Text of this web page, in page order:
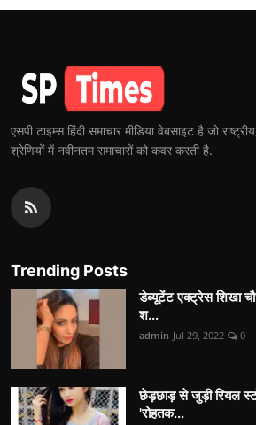
एसपी टाइम्स हिंदी समाचार मीडिया वेबसाइट है जो
श्रेणियों में नवीनतम समाचारों को कवर करती है.
Trending Posts
डेब्यूटेंट एक्ट्रेस शिखा
श...
admin Jul 29, 2022 0
छेड़छाड़ से जुड़ी रियल
'रोहतक...